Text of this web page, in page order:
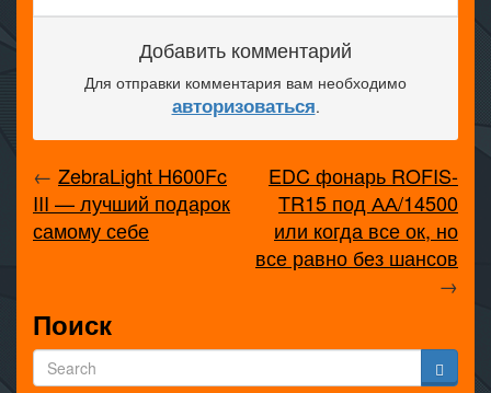
Добавить комментарий
Для отправки комментария вам необходимо
авторизоваться.
← ZebraLight H600Fc
III — лучший подарок
самому себе
EDC фонарь ROFIS-
TR15 под АА/14500
или когда все ок, но
все равно без шансов
→
Поиск